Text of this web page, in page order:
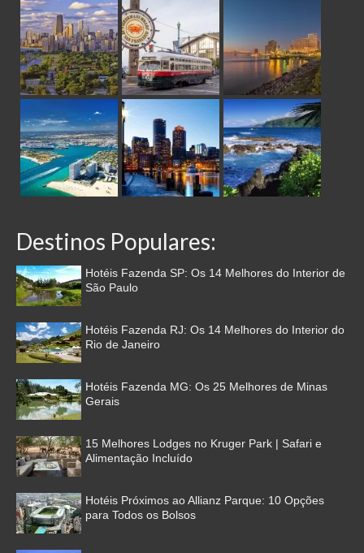
Destinos Populares:
Hotéis Fazenda SP: Os 14 Melhores do Interior de
São Paulo
Hotéis Fazenda RJ: Os 14 Melhores do Interior do
Rio de Janeiro
Hotéis Fazenda MG: Os 25 Melhores de Minas
Gerais
15 Melhores Lodges no Kruger Park | Safari e
Alimentação Incluído
Hotéis Próximos ao Allianz Parque: 10 Opções
para Todos os Bolsos